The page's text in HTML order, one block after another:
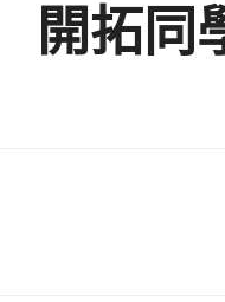
開拓同